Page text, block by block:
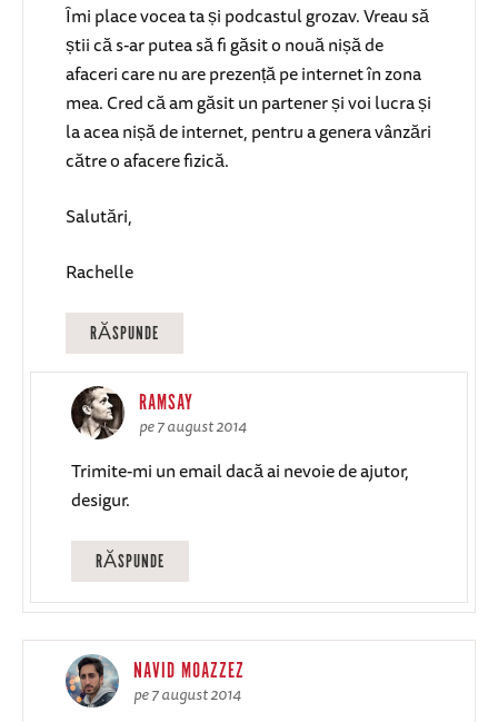
Îmi place vocea ta și podcastul grozav. Vreau să
știi că s-ar putea să fi găsit o nouă nișă de
afaceri care nu are prezență pe internet în zona
mea. Cred că am găsit un partener și voi lucra și
la acea nișă de internet, pentru a genera vânzări
către o afacere fizică.
Salutări,
Rachelle
RĂSPUNDE
RAMSAY
pe 7 august 2014
Trimite-mi un email dacă ai nevoie de ajutor,
desigur.
RĂSPUNDE
NAVID MOAZZEZ
pe 7 august 2014